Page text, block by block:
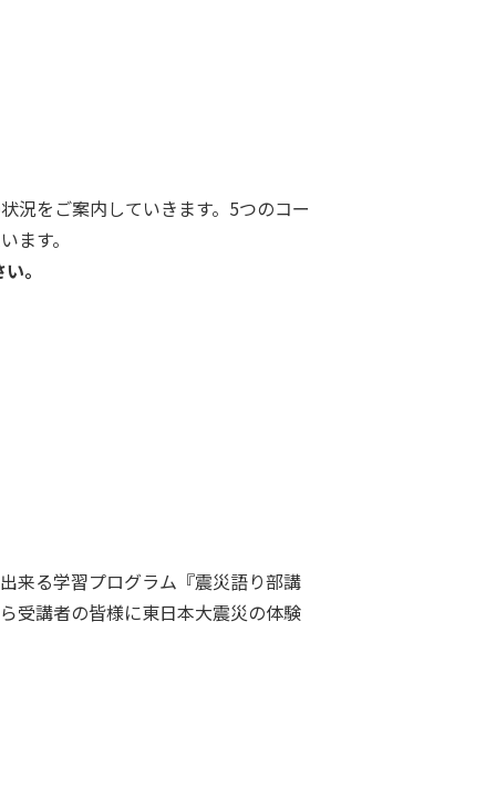
況をご案内していきます。5つのコー
ます。
。
来る学習プログラム『震災語り部講
受講者の皆様に東日本大震災の体験